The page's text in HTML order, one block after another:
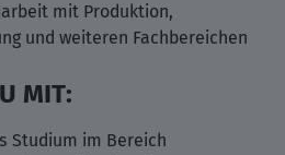
mit Produktion,
und weiteren Fachbereichen
MIT:
Studium im Bereich